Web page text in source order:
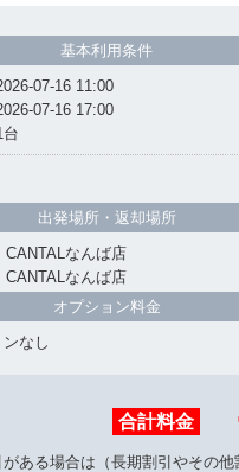
基本利用条件
07-16 11:00
07-16 17:00
台
出発場所・返却場所
CANTALなんば店
CANTALなんば店
オプション料金
なし
合計料金
ある場合は（長期割引やその他